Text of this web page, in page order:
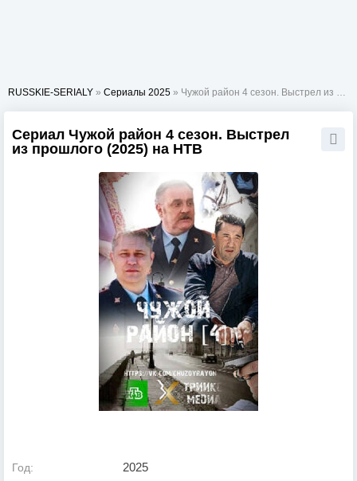
RUSSKIE-SERIALY » Сериалы 2025 » Чужой район 4 сезон. Выстрел из прошлого
Сериал Чужой район 4 сезон. Выстрел
из прошлого (2025) на НТВ
Год: 2025